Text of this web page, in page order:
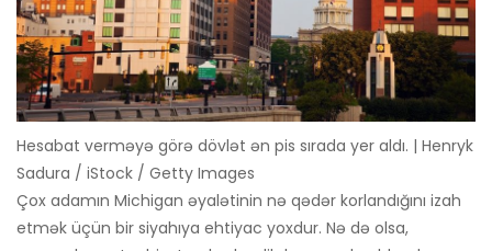
Hesabat verməyə görə dövlət ən pis sırada yer aldı. | Henryk
Sadura / iStock / Getty Images
Çox adamın Michigan əyalətinin nə qədər korlandığını izah
etmək üçün bir siyahıya ehtiyac yoxdur. Nə də olsa,